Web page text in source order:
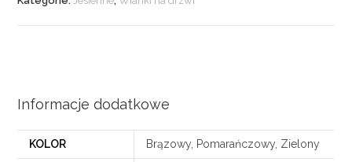
Informacje dodatkowe
KOLOR Brązowy, Pomarańczowy, Zielony